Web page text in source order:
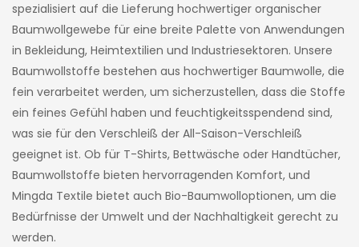
spezialisiert auf die Lieferung hochwertiger organischer
Baumwollgewebe für eine breite Palette von Anwendungen
in Bekleidung, Heimtextilien und Industriesektoren. Unsere
Baumwollstoffe bestehen aus hochwertiger Baumwolle, die
fein verarbeitet werden, um sicherzustellen, dass die Stoffe
ein feines Gefühl haben und feuchtigkeitsspendend sind,
was sie für den Verschleiß der All-Saison-Verschleiß
geeignet ist. Ob für T-Shirts, Bettwäsche oder Handtücher,
Baumwollstoffe bieten hervorragenden Komfort, und
Mingda Textile bietet auch Bio-Baumwolloptionen, um die
Bedürfnisse der Umwelt und der Nachhaltigkeit gerecht zu
werden.